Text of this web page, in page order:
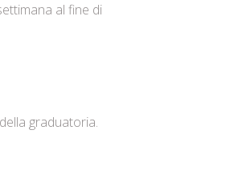
al fine di
graduatoria.